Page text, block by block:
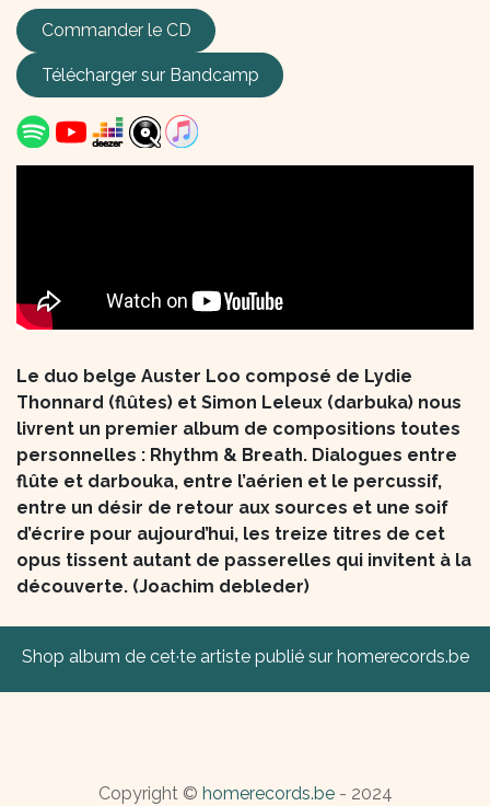
Commander le CD
Télécharger sur Bandcamp
Le duo belge Auster Loo composé de Lydie
Thonnard (flûtes) et Simon Leleux (darbuka) nous
livrent un premier album de compositions toutes
personnelles : Rhythm & Breath. Dialogues entre
flûte et darbouka, entre l’aérien et le percussif,
entre un désir de retour aux sources et une soif
d’écrire pour aujourd’hui, les treize titres de cet
opus tissent autant de passerelles qui invitent à la
découverte. (Joachim debleder)
Shop album de cet·te artiste publié sur homerecords.be
Copyright © homerecords.be- 2024